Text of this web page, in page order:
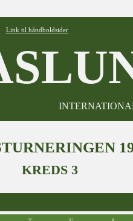
Link til håndboldsider
KREDS 3